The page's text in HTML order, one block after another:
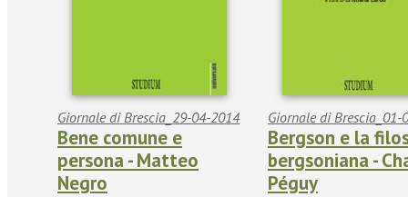
Giornale di Brescia_29-04-2014
Bene comune e
persona - Matteo
Negro
Giornale di Brescia_01-
Bergson e la
bergsoniana -
Péguy